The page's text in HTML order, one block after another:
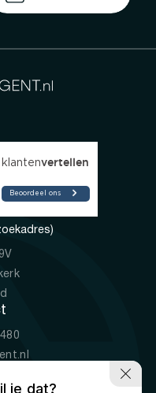
je dat?